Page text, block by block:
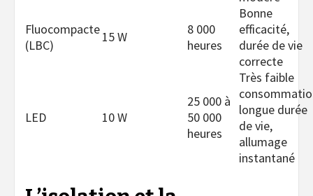
Fluocompacte
(LBC)
15 W
8 000
heures
Bonne
efficacité,
durée de vie
correcte
LED 10 W
25 000 à
50 000
heures
Très faible
longue durée
de vie,
allumage
instantané